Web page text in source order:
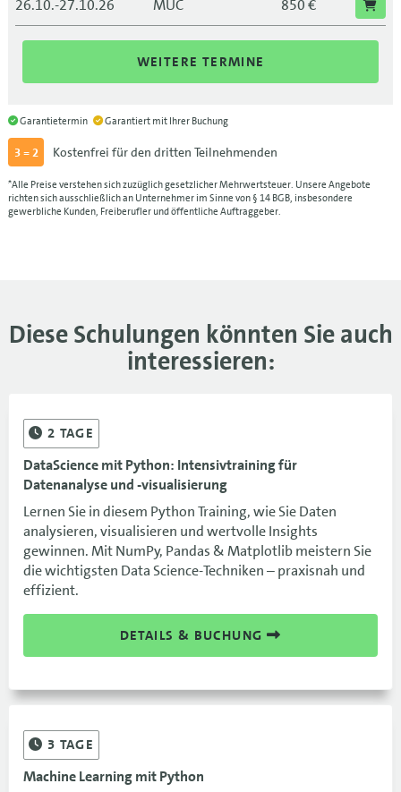
26.10.-27.10.26 MUC
850 €
26.10.-27.10.26
850 €
16.11.-17.11.26
LEI
850 €
16.11.-17.11.26
07.12.-08.12.26
BLN
07.12.-08.12.26
850 €
WEITERE TERMINE
Garantietermin Garantiert mit Ihrer Buchung
3 = 2 Kostenfrei für den dritten Teilnehmenden
*Alle Preise verstehen sich zuzüglich gesetzlicher Mehrwertsteuer. Unsere Angebote
richten sich ausschließlich an Unternehmer im Sinne von § 14 BGB, insbesondere
gewerbliche Kunden, Freiberufler und öffentliche Auftraggeber.
Diese Schulungen könnten Sie auch
interessieren:
2 TAGE
DataScience mit Python: Intensivtraining für
Datenanalyse und -visualisierung
Lernen Sie in diesem Python Training, wie Sie Daten
analysieren, visualisieren und wertvolle Insights
gewinnen. Mit NumPy, Pandas & Matplotlib meistern Sie
die wichtigsten Data Science-Techniken – praxisnah und
effizient.
DETAILS & BUCHUNG
3 TAGE
Machine Learning mit Python